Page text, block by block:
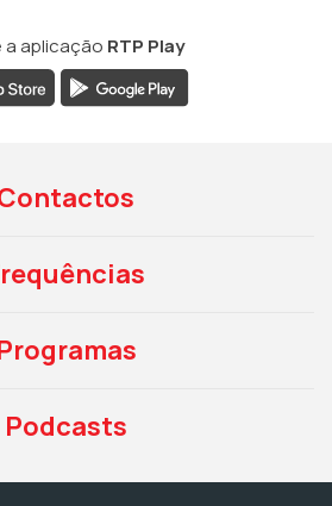
a aplicação RTP Play
Podcasts